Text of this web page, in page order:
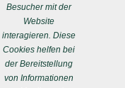
Besucher mit der
Website
interagieren. Diese
Cookies helfen bei
der Bereitstellung
von Informationen